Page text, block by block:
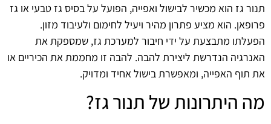
תנור גז הוא מכשיר לבישול ואפייה, הפועל על בסיס גז טבעי או גז
פרופאן. הוא מציע פתרון מהיר ויעיל לחימום ולעיבוד מזון.
הפעלתו מתבצעת על ידי חיבור למערכת גז, שמספקת את
האנרגיה הנדרשת ליצירת להבה. להבה זו מחממת את הכיריים או
את תוף האפייה, ומאפשרת בישול אחיד ומדויק.
מה היתרונות של תנור גז?